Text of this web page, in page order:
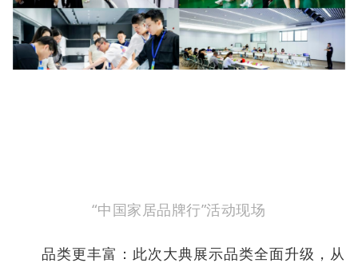
“中国家居品牌行”活动现场
品类更丰富：此次大典展示品类全面升级，从